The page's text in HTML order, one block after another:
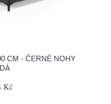
CM - ČERNÉ NOHY
Kč